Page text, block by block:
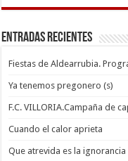
Entradas recientes
Fiestas de Aldearrubia.
Ya tenemos pregonero (s)
F.C. VILLORIA.Campaña de
Cuando el calor aprieta
Que atrevida es la ignorancia